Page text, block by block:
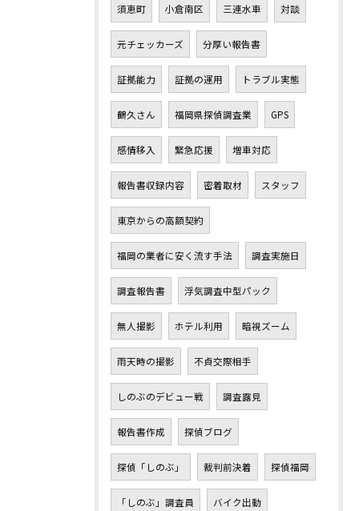
須恵町 小倉南区 三連水車 対談
元チェッカーズ 分厚い報告書
証拠能力 証拠の運用 トラブル実態
鶴久さん 福岡県探偵調査業 GPS
感情移入 緊急応援 増車対応
報告書収録内容 密着取材 スタッフ
東京からの高額契約
福岡の業者に安く流す手法 調査実施日
調査報告書 浮気調査中型パック
無人撮影 ホテル利用 暗視ズーム
雨天時の撮影 不貞交際相手
しのぶのデビュー戦 調査露見
報告書作成 探偵ブログ
探偵「しのぶ」 裁判前決着 探偵福岡
「しのぶ」調査員 バイク出動